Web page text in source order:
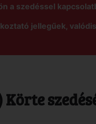
a szedéssel
jellegűek,